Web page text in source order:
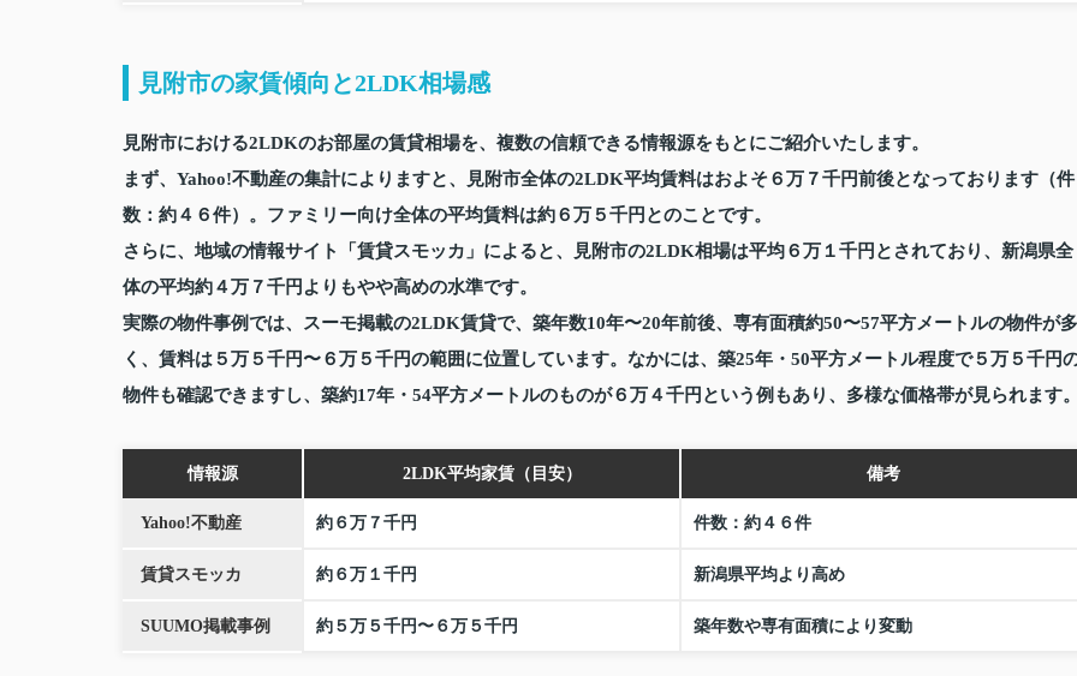
見附市の家賃傾向と2LDK相場感
見附市における2LDKのお部屋の賃貸相場を、複数の信頼できる情報源をもとにご紹介いたします。
まず、Yahoo!不動産の集計によりますと、見附市全体の2LDK平均賃料はおよそ６万７千円前後となっております（件
数：約４６件）。ファミリー向け全体の平均賃料は約６万５千円 とのことです。
さらに、地域の情報サイト「賃貸スモッカ」によると、見附市の2LDK相場は平均６万１千円 とされており、新潟県全
体の平均約４万７千円よりもやや高めの水準です。
実際の物件事例では、スーモ掲載の2LDK賃貸で、築年数10年〜20年前後、専有面積約50〜57平方メートルの物件が多
く、賃料は５万５千円〜６万５千円の範囲に位置しています。なかには、築25年・50平方メートル程度で５万５千円
物件も確認できますし、築約17年・54平方メートルのものが６万４千円 という例もあり、多様な価格帯が見られます
情報源 2LDK平均家賃（目安） 備考
Yahoo!不動産 約６万７千円 件数：約４６件
賃貸スモッカ 約６万１千円 新潟県平均より高め
SUUMO掲載事例 約５万５千円〜６万５千円 築年数や専有面積により変動